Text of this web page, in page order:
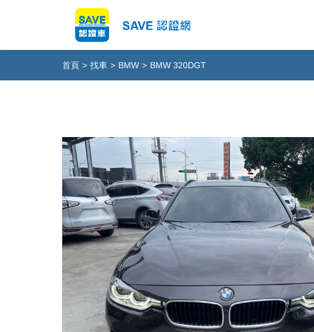
首頁 > 找車 > BMW > BMW 320DGT